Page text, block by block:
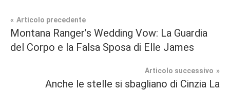
Tag
#blog,
,
In
secondo
Paranormal
Navigazione
articoli
Articolo precedente
Montana Ranger’s Wedding Vow: La Guardia
del Corpo e la Falsa Sposa di Elle James
Articolo successivo
Anche le stelle si sbagliano di Cinzia La